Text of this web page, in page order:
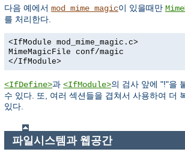
다음 예에서 mod_mime_magic이 있을때만
를 처리한다.
<IfModule mod_mime_magic.c>
MimeMagicFile conf/magic
</IfModule>
<IfDefine>과 <IfModule>의 검사 앞에 "!"을
수 있다. 또, 여러 섹션들을 겹쳐서 사용하여 더
있다.
파일시스템과 웹공간